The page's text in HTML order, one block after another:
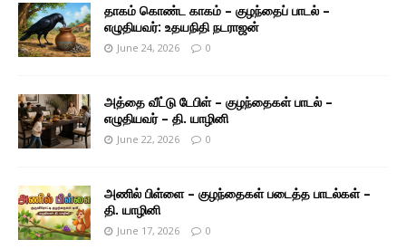
தாகம் கொண்ட காகம் – குழந்தைப் பாடல் –
எழுதியவர்: உதயநிதி நடராஜன்
June 24, 2026 0
அத்தை வீட்டு டேபிள் – குழந்தைகள் பாடல் –
எழுதியவர் – தி. யாழினி
June 22, 2026 0
அணில் பிள்ளை – குழந்தைகள் படைத்த பாடல்கள் –
தி. யாழினி
June 17, 2026 0